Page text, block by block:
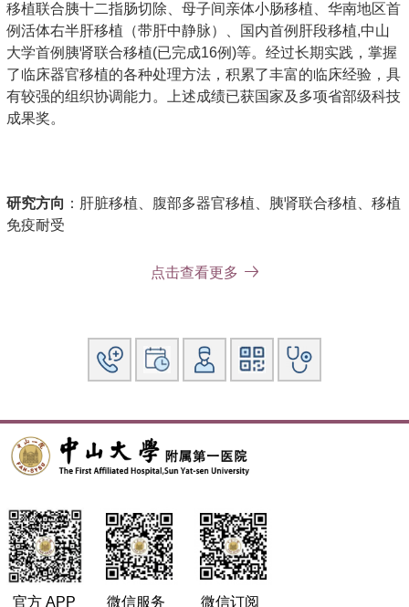
移植联合胰十二指肠切除、母子间亲体小肠移植、华南地区首
例活体右半肝移植（带肝中静脉）、国内首例肝段移植,中山
大学首例胰肾联合移植(已完成16例)等。经过长期实践，掌握
了临床器官移植的各种处理方法，积累了丰富的临床经验，具
有较强的组织协调能力。上述成绩已获国家及多项省部级科技
成果奖。
研究方向 ：肝脏移植、腹部多器官移植、胰肾联合移植、移植
免疫耐受
作；1985年获外科学硕士学位；1994年获博士学位； 1994年
授，2003年起任博导、移植科副主任、三级教授。
：学术兼职世界肝移植学会会员，国际消化外科学会
委、中华显微外科杂志编委,广东省卫生厅人体器官移植临床
应用委员会秘书,广东省器官移植学会常委等
专著:副主编国内首部肝移植专著《肝脏移植的理论与实践》,
主编国内首部多器官移植专著《多器官移植与器官簇移植》
（2009年，获中华优秀出版物图书奖）。2011主编国内首部
多器官移植护理专著《器官移植临床护理学》。
点击查看更多
官方 APP 微信服务 微信订阅